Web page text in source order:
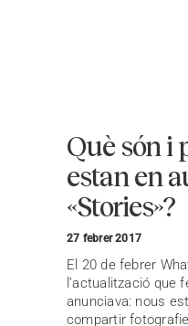
Què són i
estan en
«Stories»?
27 febrer 2017
El 20 de febrer
l’actualització que
anunciava: nous
compartir